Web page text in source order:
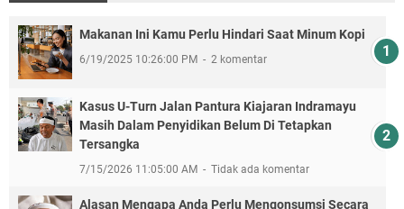
Makanan Ini Kamu Perlu Hindari Saat Minum Kopi
6/19/2025 10:26:00 PM 2 komentar
Kasus U-Turn Jalan Pantura Kiajaran Indramayu
Masih Dalam Penyidikan Belum Di Tetapkan
Tersangka
7/15/2026 11:05:00 AM Tidak ada komentar
Alasan Mengapa Anda Perlu Mengonsumsi Secara